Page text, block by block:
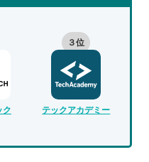
ク
３位
テックアカデミー